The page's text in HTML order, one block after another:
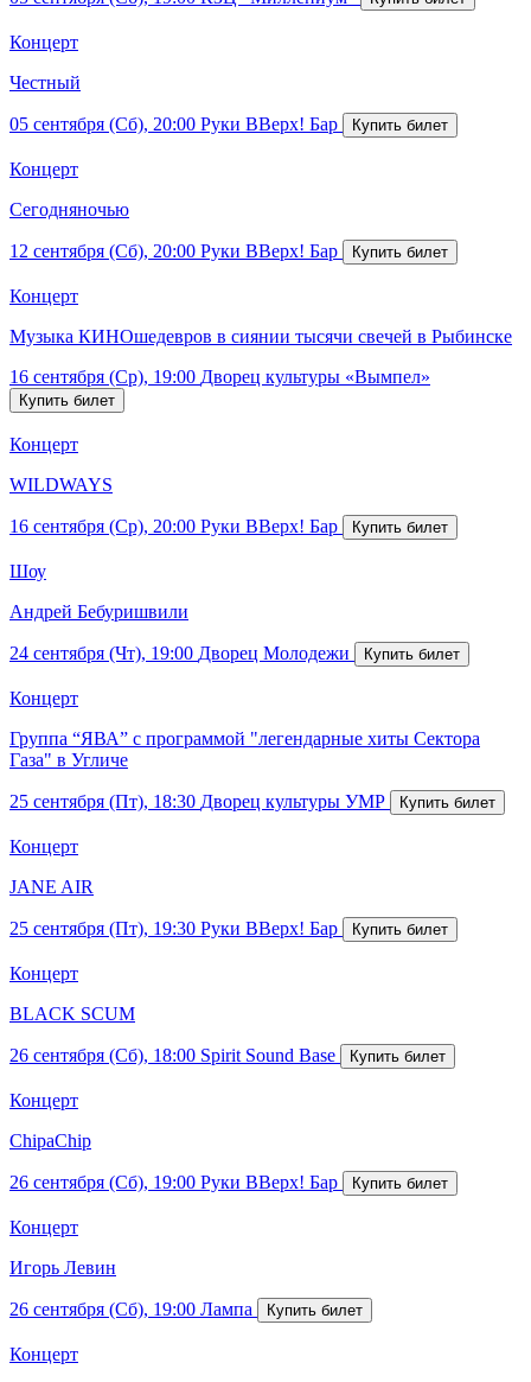
Концерт
Честный
05 сентября (Сб), 20:00 Руки ВВерх! Бар
Концерт
Сегодняночью
12 сентября (Сб), 20:00 Руки ВВерх! Бар
Концерт
Музыка КИНОшедевров в сиянии тысячи свечей в Рыбинске
16 сентября (Ср), 19:00 Дворец культуры «Вымпел»
Концерт
WILDWAYS
16 сентября (Ср), 20:00 Руки ВВерх! Бар
Шоу
Андрей Бебуришвили
24 сентября (Чт), 19:00 Дворец Молодежи
Концерт
Группа “ЯВА” с программой "легендарные хиты Сектора
Газа" в Угличе
25 сентября (Пт), 18:30 Дворец культуры УМР
Концерт
JANE AIR
25 сентября (Пт), 19:30 Руки ВВерх! Бар
Концерт
BLACK SCUM
26 сентября (Сб), 18:00 Spirit Sound Base
Концерт
ChipaChip
26 сентября (Сб), 19:00 Руки ВВерх! Бар
Концерт
Игорь Левин
26 сентября (Сб), 19:00 Лампа
Концерт